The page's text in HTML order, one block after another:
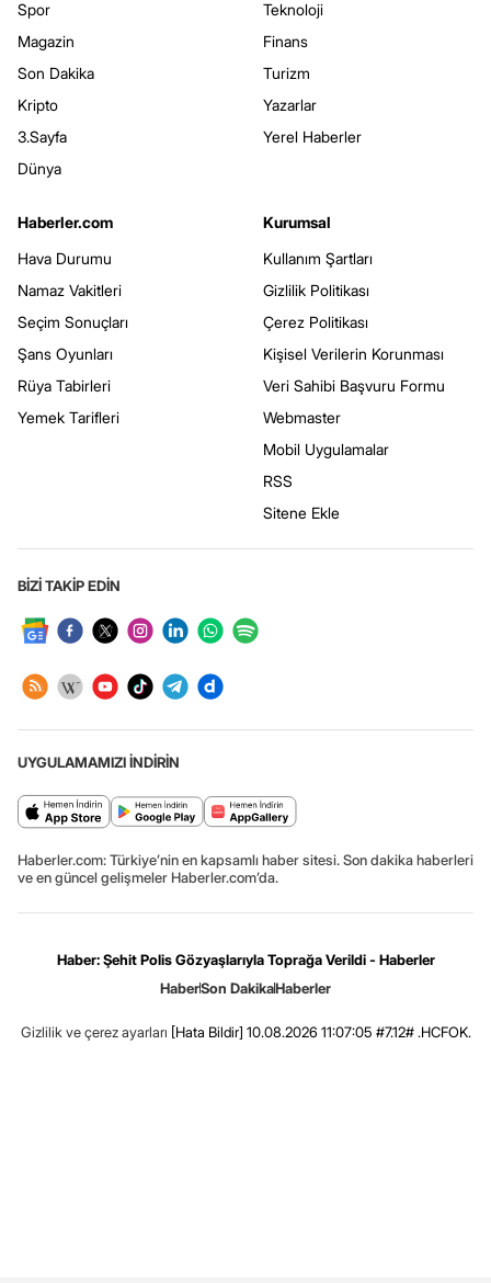
Spor
Magazin
Son Dakika
Kripto
3.Sayfa
Dünya
Teknoloji
Finans
Turizm
Yazarlar
Yerel Haberler
Haberler.com
Hava Durumu
Namaz Vakitleri
Seçim Sonuçları
Şans Oyunları
Rüya Tabirleri
Yemek Tarifleri
Kurumsal
Kullanım Şartları
Gizlilik Politikası
Çerez Politikası
Kişisel Verilerin Korunması
Veri Sahibi Başvuru Formu
Webmaster
Mobil Uygulamalar
RSS
Sitene Ekle
BİZİ TAKİP EDİN
UYGULAMAMIZI İNDİRİN
Haberler.com: Türkiye’nin en kapsamlı haber sitesi. Son dakika haberleri
ve en güncel gelişmeler Haberler.com’da.
Haber: Şehit Polis Gözyaşlarıyla Toprağa Verildi - Haberler
HaberSon DakikaHaberler
Gizlilik ve çerez ayarları [Hata Bildir] 10.08.2026 11:07:05 #7.12# .HCFOK.